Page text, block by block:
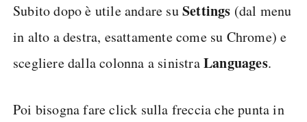
Subito dopo è utile andare suSettings (dal menu
in alto a destra, esattamente come su Chrome) e
scegliere dalla colonna a sinistraLanguages.
Poi bisogna fare click sulla freccia che punta in